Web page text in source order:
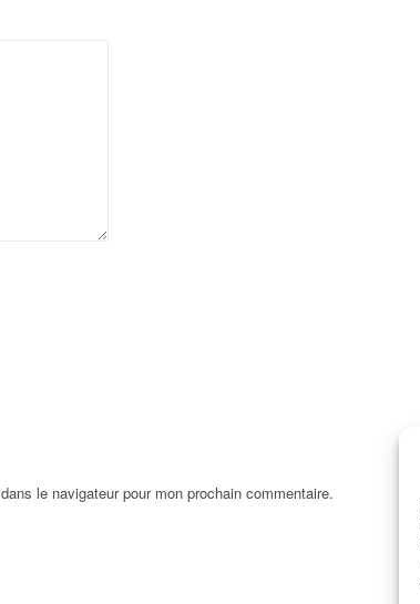
le navigateur pour mon prochain commentaire.